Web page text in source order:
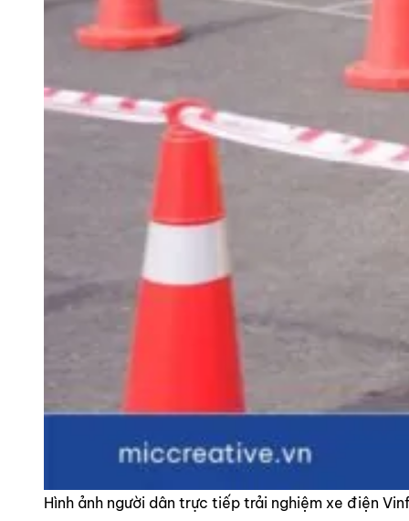
Hình ảnh người dân trực tiếp trải nghiệm xe điện